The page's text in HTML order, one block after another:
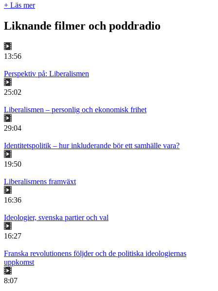
+ Läs mer
Liknande filmer och poddradio
13:56
Perspektiv på: Liberalismen
25:02
Liberalismen – personlig och ekonomisk frihet
29:04
Identitetspolitik – hur inkluderande bör ett samhälle vara?
19:50
Liberalismens framväxt
16:36
Ideologier, svenska partier och val
16:27
Franska revolutionens följder och de politiska ideologiernas
uppkomst
8:07